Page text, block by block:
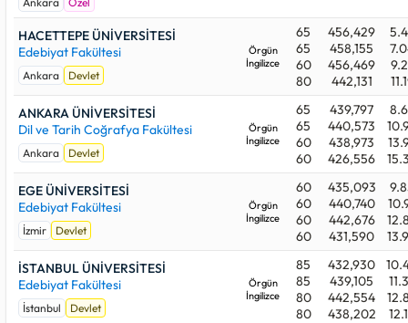
BAŞKENT ÜNİVERSİTESİ (Ankara) (Ücretli) programı
kontenjanını dolduramadığı için, bu üniversite türünü tercih
eden adayların yerleşmesi puan barajını aşmaları durumunda
doğrudan mümkün olmuştur.
Yurtdışı üniversiteleri arasında 2025 yılındaki en düşük
sıralama sayısı (en yüksek başarı derecesi)
55.238 ile GİRNE
AMERİKAN ÜNİVERSİTESİ (Kıbrıs) (Burslu) programındadır.
Buna karşın, 2025 yılında Yurtdışı üniversitelerinde yer alan
GİRNE AMERİKAN ÜNİVERSİTESİ (Kıbrıs) (%50 İndirimli)
programı kontenjanını dolduramadığı için, bu üniversite türünü
tercih eden adayların yerleşmesi puan barajını aşmaları
durumunda doğrudan mümkün olmuştur.
Aşağıdaki üniversitelerden beğendiklerinizi favori listenize
alabilirsiniz. Whatsapp, telegram v.b uygulamalardan
istediklerinize listenizi gönderdiğinizde onlarda da aynı liste
görebilirler.
HACETTEPE ÜNİVERSİTESİ
Edebiyat Fakültesi
Ankara Devlet
Örgün
İngilizce
65
65
60
80
456,429
458,155
456,469
442,131
ANKARA ÜNİVERSİTESİ
Dil ve Tarih Coğrafya Fakültesi
Ankara Devlet
Örgün
İngilizce
65
65
60
60
439,797
440,573
438,973
426,556
EGE ÜNİVERSİTESİ
Edebiyat Fakültesi
İzmir Devlet
Örgün
İngilizce
60
60
60
60
435,093
440,740
442,676
431,590
İSTANBUL ÜNİVERSİTESİ
Edebiyat Fakültesi
İstanbul Devlet
Örgün
İngilizce
85
85
80
80
432,930
439,105
442,554
438,202